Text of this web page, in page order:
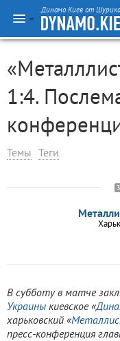
Динамо Киев от Шурика
1:4.
Темы Теги
В субботу в матче
Украины киевское «
харьковский «
пресс-конференция